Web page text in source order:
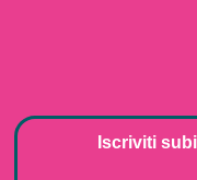
Iscriviti